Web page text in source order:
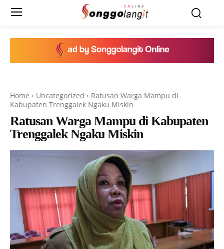
Home Uncategorized
Ratusan Warga Mampu di
Kabupaten Trenggalek Ngaku Miskin
Ratusan Warga Mampu di Kabupaten
Trenggalek Ngaku Miskin